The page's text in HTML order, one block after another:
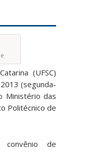
(UFSC)
(segunda-
Ministério das
Politécnico de
de